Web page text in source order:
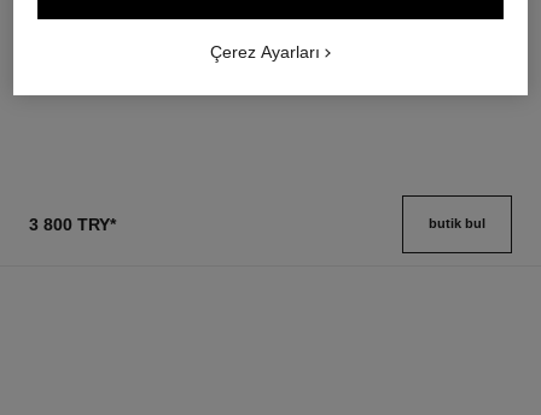
en düşük fiyat 4 950 try*
Detayları görüntüle
3 800 TRY* butik bul
Çerez Ayarları